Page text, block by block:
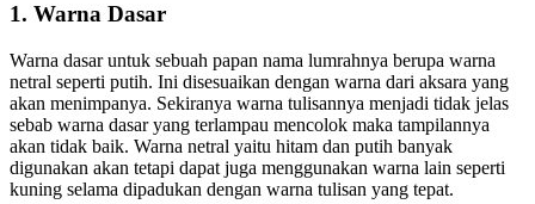
1. Warna Dasar
Warna dasar untuk sebuah papan nama lumrahnya berupa warna
netral seperti putih. Ini disesuaikan dengan warna dari aksara yang
akan menimpanya. Sekiranya warna tulisannya menjadi tidak jelas
sebab warna dasar yang terlampau mencolok maka tampilannya
akan tidak baik. Warna netral yaitu hitam dan putih banyak
digunakan akan tetapi dapat juga menggunakan warna lain seperti
kuning selama dipadukan dengan warna tulisan yang tepat.